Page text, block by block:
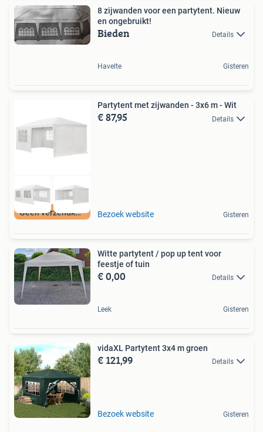
8 zijwanden voor een partytent. Nieuw
en ongebruikt!
Bieden Details
Havelte Gisteren
Geen verzendkosten
Partytent met zijwanden - 3x6 m - Wit
€ 87,95 Details
Bezoek website Gisteren
Witte partytent / pop up tent voor
feestje of tuin
€ 0,00 Details
Leek Gisteren
vidaXL Partytent 3x4 m groen
€ 121,99 Details
Bezoek website Gisteren